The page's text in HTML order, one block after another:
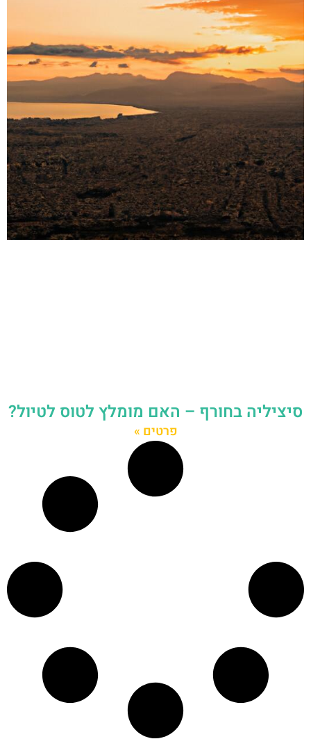
סיציליה בחורף – האם מומלץ לטוס לטיול?
פרטים »